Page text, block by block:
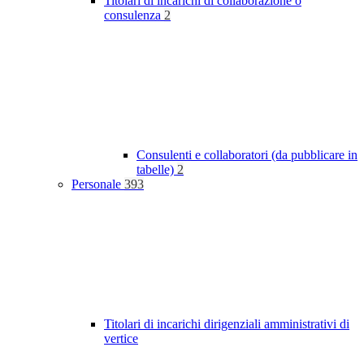
consulenza 2
Consulenti e collaboratori (da pubblicare in
tabelle) 2
Personale 393
Titolari di incarichi dirigenziali amministrativi di
vertice